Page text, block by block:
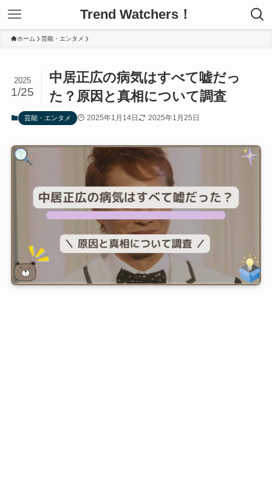
Trend Watchers！
ホーム 芸能・エンタメ
中居正広の病気はすべて嘘だっ
た？原因と真相について調査
2025
1/25
芸能・エンタメ 2025年1月14日 2025年1月25日